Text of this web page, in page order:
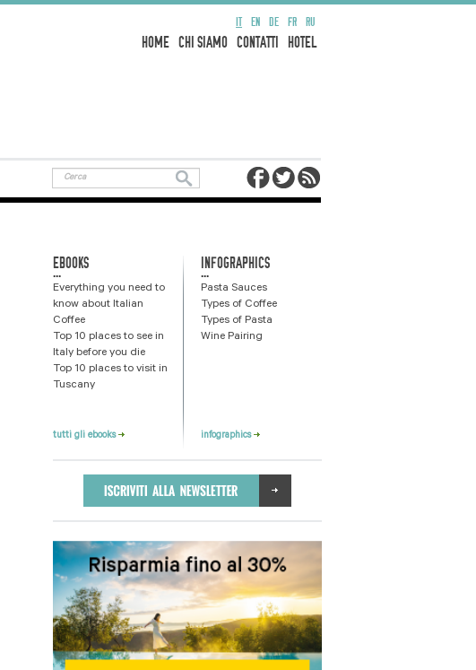
IT EN DE FR RU
HOME CHI SIAMO CONTATTI HOTEL
EBOOKS
...
Everything you need to
know about Italian
Coffee
Top 10 places to see in
Italy before you die
Top 10 places to visit in
Tuscany
tutti gli ebooks
INFOGRAPHICS
...
Pasta Sauces
Types of Coffee
Types of Pasta
Wine Pairing
infographics